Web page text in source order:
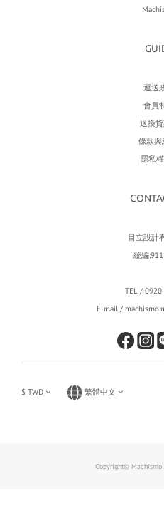
運送
會員
退換
條款與
隱私
目立設計
統編
TEL /
E-mail /
$ TWD 繁體中文
Copyright© Machismo